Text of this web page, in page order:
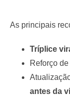
As principais
Tríplice
Reforço
antes da